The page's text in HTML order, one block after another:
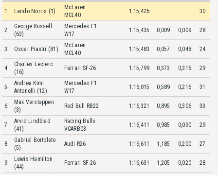
1 Lando Norris (1)
McLaren
MCL40
1:15,426 30
2
George Russell
(63)
Mercedes F1
W17
1:15,435 0,009 0,009 28
3 Oscar Piastri (81)
McLaren
MCL40
1:15,483 0,057 0,048 24
4
Charles Leclerc
(16)
Ferrari SF-26 1:15,799 0,373 0,316 29
5
Andrea Kimi
Antonelli (12)
Mercedes F1
W17
1:16,015 0,589 0,216 31
6
Max Verstappen
(3)
Red Bull RB22 1:16,321 0,895 0,306 33
7
Arvid Lindblad
(41)
Racing Bulls
VCARB03
1:16,411 0,985 0,090 29
8
Gabriel Bortoleto
(5)
Audi R26 1:16,611 1,185 0,200 27
9
Lewis Hamilton
(44)
Ferrari SF-26 1:16,631 1,205 0,020 28